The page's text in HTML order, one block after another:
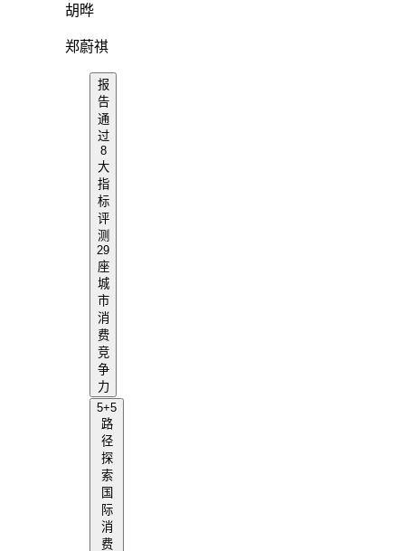
胡晔
郑蔚祺
报
告
通
过
8
大
指
标
评
测
29
座
城
市
消
费
竞
争
力
5+5
路
径
探
索
国
际
消
费